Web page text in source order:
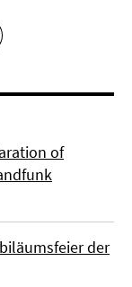
of
der